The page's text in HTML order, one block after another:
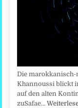
Die marokkanisch-
Khannoussi blickt
auf den alten
zuSafae…